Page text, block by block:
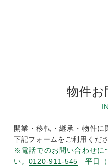
物件お
開業・移転・継承・物件
下記フォームをご利用くださ
※電話でのお問い合わせに
い。 0120-911-545 平日（